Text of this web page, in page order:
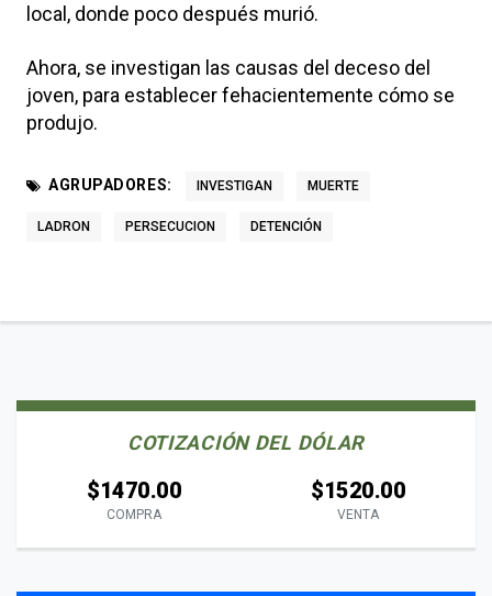
local, donde poco después murió.
Ahora, se investigan las causas del deceso del
joven, para establecer fehacientemente cómo se
produjo.
AGRUPADORES: INVESTIGAN MUERTE
LADRON PERSECUCION DETENCIÓN
COTIZACIÓN DEL DÓLAR
$1470.00
COMPRA
$1520.00
VENTA